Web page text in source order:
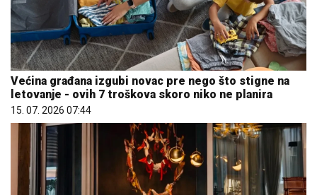
Većina građana izgubi novac pre nego što stigne na
letovanje - ovih 7 troškova skoro niko ne planira
15. 07. 2026 07:44